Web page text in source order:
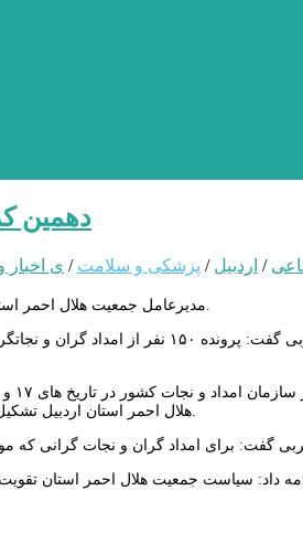
دهمین
/ اردبیل / پزشکی و سلامت / ی اخبار
مدیرعامل جمعیت هلال احمر استان اردبیل از برگزاری دهمین کمیته اعطاء درجه نجاتگران در استان خبر داد.
به گزارش پایگاه خبری قارتال؛ عزت اله
هلال احمر استان اردبیل تشکیل و تمامی پرونده‌ های نجات گران شعب استان مورد بررسی قرار می‌ گیرد.
داد: سیاست جمعیت هلال احمر استان